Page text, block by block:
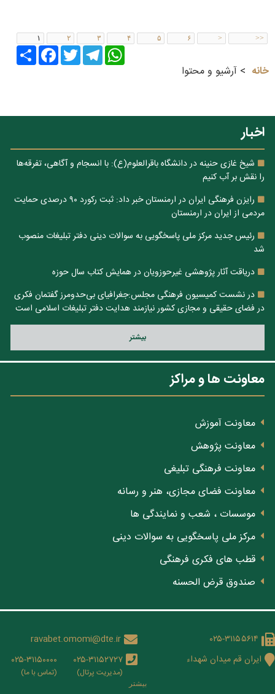
۱ ۲ ۳ ۴ ۵ ۶ > >>
Share
FacebookTwitter
Telegram
WhatsApp
خانه
آرشیو و محتوا
اخبار
شیخ غازی حنینه در دانشگاه باقرالعلوم(ع): با انسجام و آگاهی، تفرقه‌ها
را نقش بر آب کنیم
رایزن فرهنگی ایران در ارمنستان خبر داد: ثبت رکورد ۹۰ درصدی حمایت
مردمی از ایران در ارمنستان
رئیس جدید مرکز ملی پاسخگویی به سوالات دینی دفتر تبلیغات منصوب
شد
دریاقت آثار پژوهشی غیرحوزویان در همایش کتاب سال حوزه
در نشست کمیسیون فرهنگی مجلس:جغرافیای بی‌حدومرز گفتمان فکری
در فضای حقیقی و مجازی کشور نیازمند هدایت دفتر تبلیغات اسلامی است
بيشتر
معاونت ها و مراکز
معاونت آموزش
معاونت پژوهش
معاونت فرهنگی تبلیغی
معاونت فضای مجازی، هنر و رسانه
موسسات ، شعب و نمایندگی ها
مرکز ملی پاسخگویی به سوالات دینی
قطب های فکری فرهنگی
صندوق قرض الحسنه
ravabet.omomi@dte.ir
۰۲۵-۳۱۱۵۲۷۲۷
(مدیریت پرتال)
۰۲۵-۳۱۱۵۰۰۰۰
(تماس با ما)
۰۲۵-۳۱۱۵۵۶۱۴
ایران قم میدان شهداء
بيشتر